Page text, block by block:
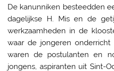
De kanunniken besteedden
dagelijkse H. Mis en de
werkzaamheden in de
waar de jongeren
waren de postulanten en
jongens, aspiranten uit Sint-